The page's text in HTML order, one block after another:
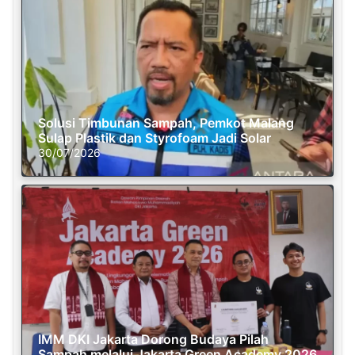
Solusi Timbunan Sampah, Pemkot Malang
Sulap Plastik dan Styrofoam Jadi Solar
30/07/2026
IMM DKI Jakarta Dorong Budaya Pilah